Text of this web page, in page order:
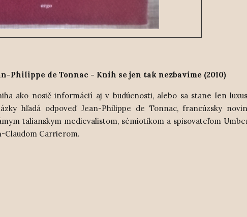
Philippe de Tonnac - Knih se jen tak nezbavíme (2010)
ako nosič informácií aj v budúcnosti, alebo sa stane len
hľadá odpoveď Jean-Philippe de Tonnac, francúzsky
talianskym medievalistom, sémiotikom a spisovateľom
Claudom Carrierom.